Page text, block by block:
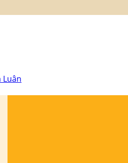
Luân